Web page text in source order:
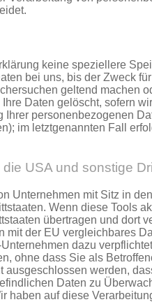
keine speziellere
bei uns, bis der Zweck
geltend machen
Daten gelöscht, sofern
personenbezogenen
im letztgenannten Fall
USA und sonstige
Unternehmen mit Sitz in
Wenn diese Tools
übertragen und dort
mit der EU vergleichbares
dazu
ohne dass Sie als
werden,
Daten zu
haben auf diese